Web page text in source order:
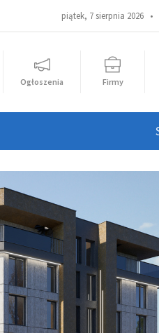
piątek, 7 sierpnia 2026 •
Ogłoszenia Firmy